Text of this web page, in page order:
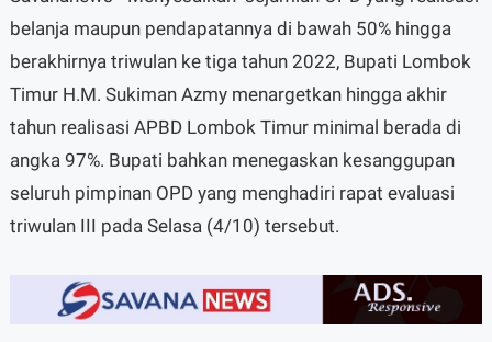
belanja maupun pendapatannya di bawah 50% hingga
berakhirnya triwulan ke tiga tahun 2022, Bupati Lombok
Timur H.M. Sukiman Azmy menargetkan hingga akhir
tahun realisasi APBD Lombok Timur minimal berada di
angka 97%. Bupati bahkan menegaskan kesanggupan
seluruh pimpinan OPD yang menghadiri rapat evaluasi
triwulan III pada Selasa (4/10) tersebut.